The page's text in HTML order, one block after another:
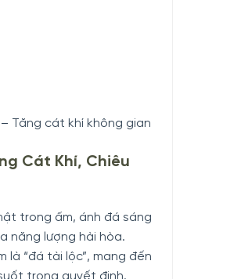
Tăng cát khí không gian
Cát Khí, Chiêu
trong ấm, ánh đá sáng
năng lượng hài hòa.
là “đá tài lộc”, mang đến
trong quyết định.